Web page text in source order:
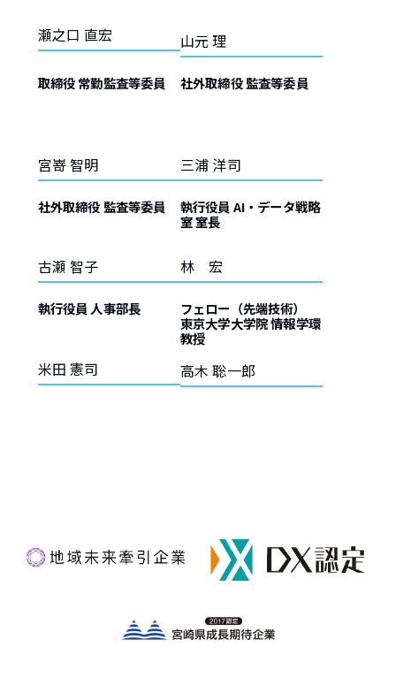
瀬之口 直宏 山元 理
取締役 常勤監査等委員
宮嵜 智明
社外取締役 監査等委員
三浦 洋司
社外取締役 監査等委員
古瀬 智子
執行役員 AI・データ戦略
室 室長
林 宏
執行役員 人事部長
米田 憲司
フェロー（先端技術）
東京大学大学院 情報学環
教授
高木 聡一郎